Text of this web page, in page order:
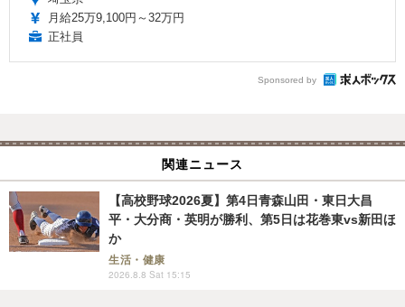
月給25万9,100円～32万円
正社員
Sponsored by
関連ニュース
【高校野球2026夏】第4日青森山田・東日大昌
平・大分商・英明が勝利、第5日は花巻東vs新田ほ
か
生活・健康
2026.8.8 Sat 15:15